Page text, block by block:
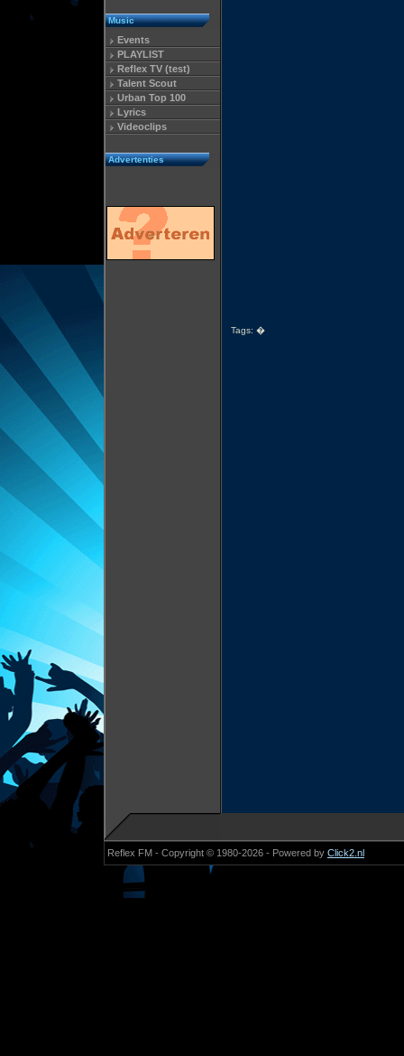
Music
Events
PLAYLIST
Reflex TV (test)
Talent Scout
Urban Top 100
Lyrics
Videoclips
Advertenties
Tags: �
Reflex FM - Copyright © 1980-2026 - Powered by Click2.nl